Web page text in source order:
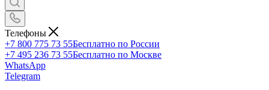
Телефоны
+7 800 775 73 55Бесплатно по России
+7 495 236 73 55Бесплатно по Москве
WhatsApp
Telegram